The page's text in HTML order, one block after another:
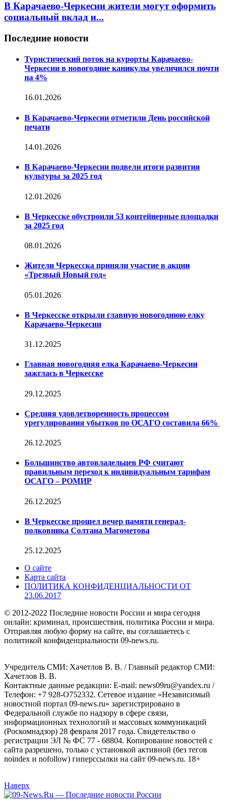
В Карачаево-Черкесии жители могут оформить
социальный вклад и...
Последние новости
Туристический поток на курорты Карачаево-
Черкесии в новогодние каникулы увеличился почти
на 4%
16.01.2026
В Карачаево-Черкесии отметили День российской
печати
14.01.2026
В Карачаево-Черкесии подвели итоги развития
культуры за 2025 год
12.01.2026
В Черкесске обустроили 53 контейнерные площадки
за 2025 год
08.01.2026
Жители Черкесска приняли участие в акции
«Трезвый Новый год»
05.01.2026
В Черкесске открыли главную новогоднюю елку
Карачаево-Черкесии
31.12.2025
Главная новогодняя елка Карачаево-Черкесии
зажглась в Черкесске
29.12.2025
Средняя удовлетворенность процессом
урегулирования убытков по ОСАГО составила 66%
26.12.2025
Большинство автовладельцев РФ считают
правильным переход к индивидуальным тарифам
ОСАГО – РОМИР
26.12.2025
В Черкесске прошел вечер памяти генерал-
полковника Солтана Магометова
25.12.2025
О сайте
Карта сайта
ПОЛИТИКА КОНФИДЕНЦИАЛЬНОСТИ ОТ
23.06.2017
© 2012-2022 Последние новости России и мира сегодня
онлайн: криминал, происшествия, политика России и мира.
Отправляя любую форму на сайте, вы соглашаетесь с
политикой конфиденциальности 09-news.ru.
Учредитель СМИ: Хaчeтлoв B. B. / Главный редактор СМИ:
Хaчeтлoв B. B.
Контактные данные редакции: E-mail: news09ru@yandex.ru /
Телефон: +7 928-O752332. Сетевое издание «Независимый
новостной портал 09-news.ru» зарегистрировано в
Федеральной службе по надзору в сфере связи,
информационных технологий и массовых коммуникаций
(Роскомнадзор) 28 февраля 2017 года. Свидетельство о
регистрации ЭЛ № ФС 77 - 68804. Копирование новостей с
сайта разрешено, только с установкой активной (без тегов
noindex и nofollow) гиперссылки на сайт 09-news.ru. 18+
Наверх